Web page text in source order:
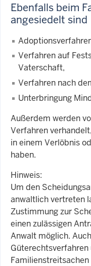
Ebenfalls beim
angesiedelt sind
Verfahren auf
Vaterschaft,
Verfahren nach
Unterbringung
Außerdem werden
Verfahren
in einem Verlöbnis
haben.
Hinweis:
Um den
anwaltlich vertreten
Zustimmung zur
einen zulässigen
Anwalt möglich.